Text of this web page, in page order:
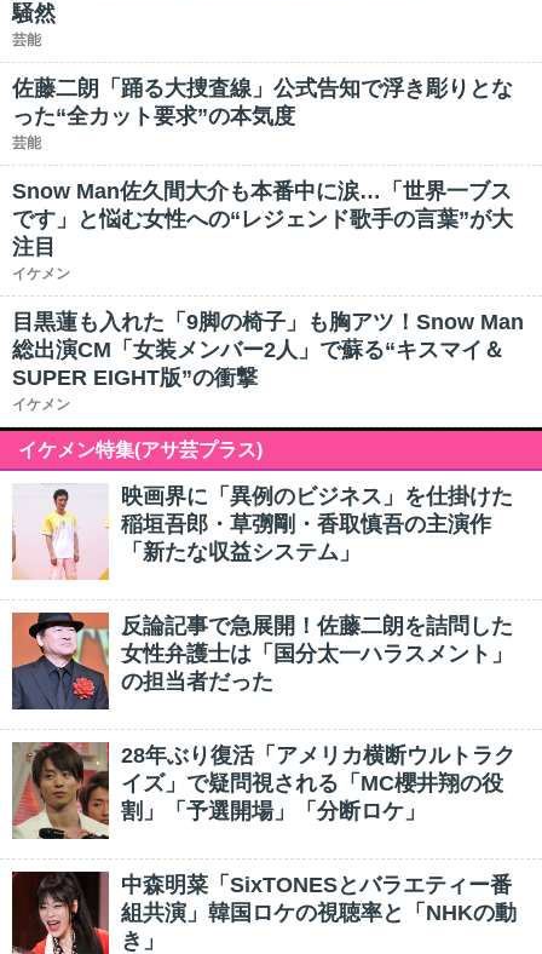
騒然
芸能
佐藤二朗「踊る大捜査線」公式告知で浮き彫りとな
った“全カット要求”の本気度
芸能
Snow Man佐久間大介も本番中に涙…「世界一ブス
です」と悩む女性への“レジェンド歌手の言葉”が大
注目
イケメン
目黒蓮も入れた「9脚の椅子」も胸アツ！Snow Man
総出演CM「女装メンバー2人」で蘇る“キスマイ＆
SUPER EIGHT版”の衝撃
イケメン
イケメン特集(アサ芸プラス)
映画界に「異例のビジネス」を仕掛けた
稲垣吾郎・草彅剛・香取慎吾の主演作
「新たな収益システム」
反論記事で急展開！佐藤二朗を詰問した
女性弁護士は「国分太一ハラスメント」
の担当者だった
28年ぶり復活「アメリカ横断ウルトラク
イズ」で疑問視される「MC櫻井翔の役
割」「予選開場」「分断ロケ」
中森明菜「SixTONESとバラエティー番
組共演」韓国ロケの視聴率と「NHKの動
き」